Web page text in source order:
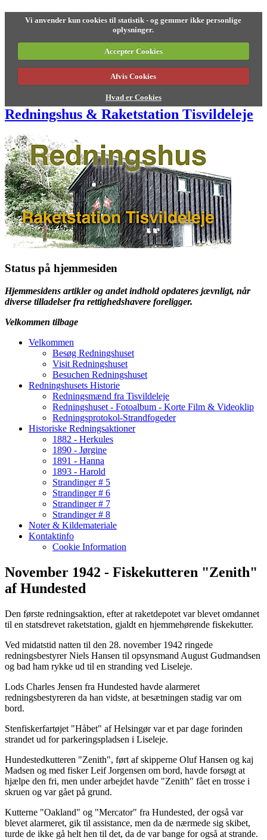
Vi anvender kun cookies til statistik - og gemmer ikke personlige
oplysninger.
Accepter Cookies
Afvis Cookies
Hvad er Cookies
Redningshus & Raketstation Tisvildeleje
Status på hjemmesiden
Hjemmesidens artikler og andet indhold opdateres jævnligt, når
diverse tilladelser fra rettighedshavere foreligger.
Velkommen tilbage
Velkommen
Besøg Redningshuset
Visit Redningshuset
Besuchen Redningshuset
Redningshusets Historie
Redningsmænd fra Tisvildeleje
Redningshuset - Fotoalbum - Korte Film & Videoklip
Redningsprotokol-Strandfogeder
Historiske Redningsaktioner
1882 - Herkules
1890 - Jørgine
1891 - Hanna
1893 - Harold
Strandinger # 5
Strandinger # 6
Strandinger # 7
Strandinger # 8
Noter & Kildemateriale
Kontaktinfo
Cookie Information
November 1942 - Fiskekutteren "Zenith"
af Hundested
Den første redningsaktion, efter at raketdepotet var blevet omdannet
til en statsdrevet raketstation, gjaldt en hjemmehørende fiskekutter.
Ved midatstid natten til den 28. november 1942 ringede
redningsbestyrer Niels Hansen til opsynsmand August Gudmandsen
og bad ham rykke ud til en stranding ved Liseleje.
Lods Charles Jensen fra Hundested havde alarmeret
redningsbestyreren da han vidste, at besætningen stadig var om
bord.
Stenfiskerfartøjet "Håbet" af Helsingør var et par dage forinden
strandet ud for parkeringspladsen i Liseleje.
Hundestedkutteren "Zenith", ført af skipperne Oluf Hansen og kaj
Madsen og med fisker Leif Jorgensen om bord, havde forsøgt at
hjælpe den fri, men under arbejdet havde "Zenith" fået en trosse i
skruen og var gået på grund.
Kutterne "Oakland" og "Mercator" fra Hundested, der også var
blevet alarmeret, gik til assistance, men da de nærmede sig skibet,
turde de ikke gå helt hen til det, da de var bange for også at strande.